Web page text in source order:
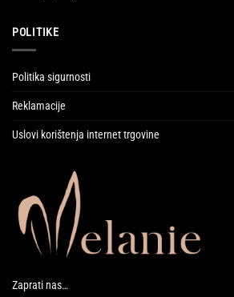
POLITIKE
Politika sigurnosti
Reklamacije
Uslovi korištenja internet trgovine
Zaprati nas…